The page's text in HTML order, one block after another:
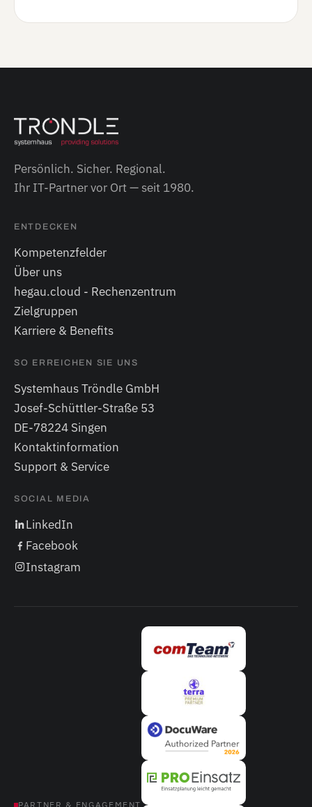
Persönlich. Sicher. Regional.
Ihr IT-Partner vor Ort — seit 1980.
ENTDECKEN
Kompetenzfelder
Über uns
hegau.cloud - Rechenzentrum
Zielgruppen
Karriere & Benefits
SO ERREICHEN SIE UNS
Systemhaus Tröndle GmbH
Josef-Schüttler-Straße 53
DE-78224 Singen
Kontaktinformation
Support & Service
SOCIAL MEDIA
LinkedIn
Facebook
Instagram
PARTNER & ENGAGEMENT